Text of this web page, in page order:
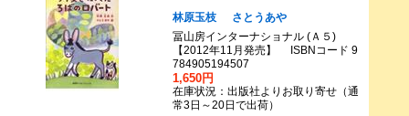
林原玉枝
さとうあや
冨山房インターナショナル (Ａ５)
【2012年11月発売】 ISBNコード 9
784905194507
1,650円
在庫状況：出版社よりお取り寄せ（通
常3日～20日で出荷）